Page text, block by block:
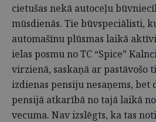
cietušas nekā autoceļu
mūsdienās. Tie būvspeciālisti,
automašīnu plūsmas laikā
ielas posmu no TC “Spice”
virzienā, saskaņā ar pastāvošo
izdienas pensiju nesaņems, bet
pensijā atkarībā no tajā laikā
vecuma. Nav izslēgts, ka tas